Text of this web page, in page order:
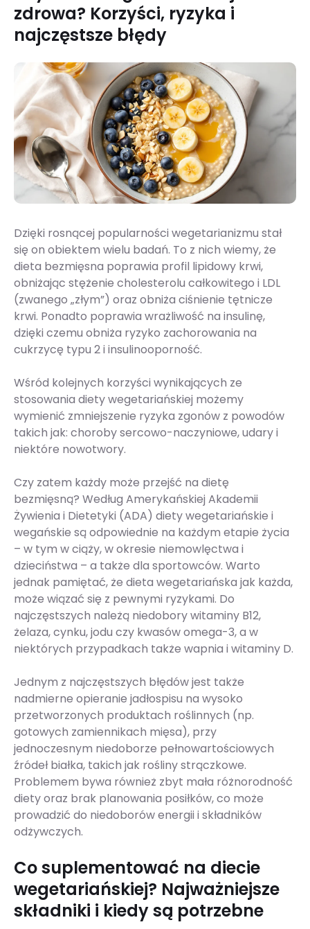
zdrowa? Korzyści, ryzyka i
najczęstsze błędy
Dzięki rosnącej popularności wegetarianizmu stał
się on obiektem wielu badań. To z nich wiemy, że
dieta bezmięsna poprawia profil lipidowy krwi,
obniżając stężenie cholesterolu całkowitego i LDL
(zwanego „złym”) oraz obniża ciśnienie tętnicze
krwi. Ponadto poprawia wrażliwość na insulinę,
dzięki czemu obniża ryzyko zachorowania na
cukrzycę typu 2 i insulinooporność.
Wśród kolejnych korzyści wynikających ze
stosowania diety wegetariańskiej możemy
wymienić zmniejszenie ryzyka zgonów z powodów
takich jak: choroby sercowo-naczyniowe, udary i
niektóre nowotwory.
Czy zatem każdy może przejść na dietę
bezmięsną? Według Amerykańskiej Akademii
Żywienia i Dietetyki (ADA) diety wegetariańskie i
wegańskie są odpowiednie na każdym etapie życia
– w tym w ciąży, w okresie niemowlęctwa i
dzieciństwa – a także dla sportowców. Warto
jednak pamiętać, że dieta wegetariańska jak każda,
może wiązać się z pewnymi ryzykami. Do
najczęstszych należą niedobory witaminy B12,
żelaza, cynku, jodu czy kwasów omega-3, a w
niektórych przypadkach także wapnia i witaminy D.
Jednym z najczęstszych błędów jest także
nadmierne opieranie jadłospisu na wysoko
przetworzonych produktach roślinnych (np.
gotowych zamiennikach mięsa), przy
jednoczesnym niedoborze pełnowartościowych
źródeł białka, takich jak rośliny strączkowe.
Problemem bywa również zbyt mała różnorodność
diety oraz brak planowania posiłków, co może
prowadzić do niedoborów energii i składników
odżywczych.
Co suplementować na diecie
wegetariańskiej? Najważniejsze
składniki i kiedy są potrzebne